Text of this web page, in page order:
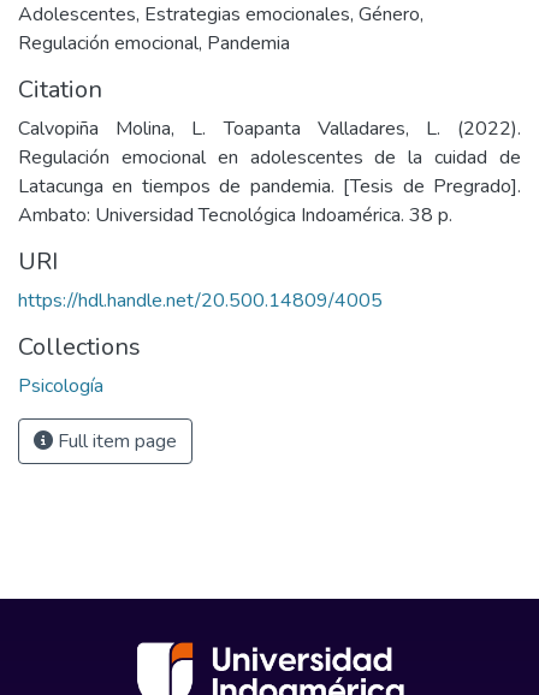
Adolescentes, Estrategias emocionales, Género,
Regulación emocional, Pandemia
Citation
Calvopiña Molina, L. Toapanta Valladares, L. (2022).
Regulación emocional en adolescentes de la cuidad de
Latacunga en tiempos de pandemia. [Tesis de Pregrado].
Ambato: Universidad Tecnológica Indoamérica. 38 p.
URI
https://hdl.handle.net/20.500.14809/4005
Collections
Psicología
Full item page